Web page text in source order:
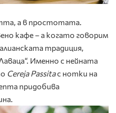
а в простотата.
кафе – а когато говорим
традиция,
Именно с нейната
Cereja Passitaс нотки на
придобива